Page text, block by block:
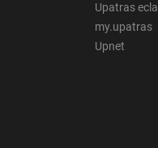
Upatras
my.upatras
Upnet